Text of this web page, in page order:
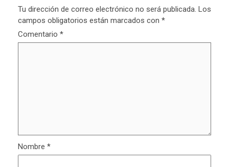
Tu dirección de correo electrónico no será publicada. Los
campos obligatorios están marcados con *
Comentario *
Nombre *